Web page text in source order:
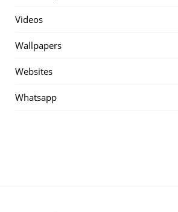
Videos
Wallpapers
Websites
Whatsapp